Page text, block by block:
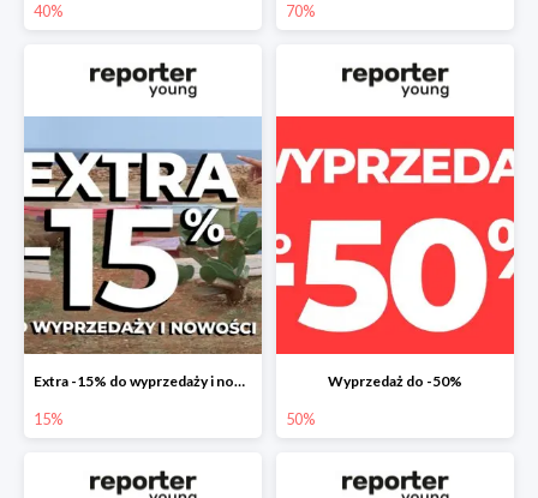
40% 70%
Extra -15% do wyprzedaży i nowości
15%
Wyprzedaż do -50%
50%